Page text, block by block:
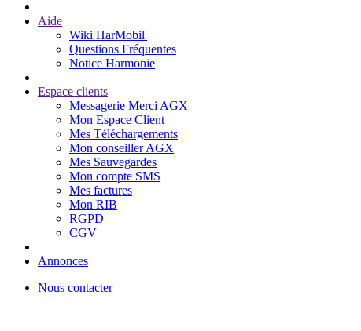
Aide
Wiki HarMobil'
Questions Fréquentes
Notice Harmonie
Espace clients
Messagerie Merci AGX
Mon Espace Client
Mes Téléchargements
Mon conseiller AGX
Mes Sauvegardes
Mon compte SMS
Mes factures
Mon RIB
RGPD
CGV
Annonces
Nous contacter